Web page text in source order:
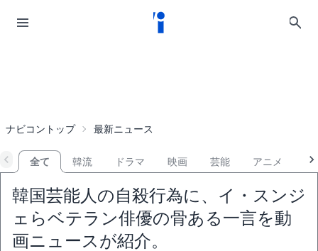
ナビコントップ 最新ニュース
全て 韓流 ドラマ 映画 芸能 アニメ
韓国芸能人の自殺行為に、イ・スンジ
ェらベテラン俳優の骨ある一言を動
画ニュースが紹介。